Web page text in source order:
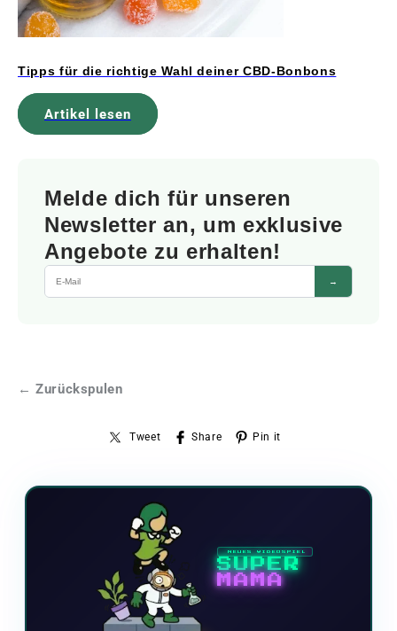
Tipps für die richtige Wahl deiner CBD-Bonbons
Artikel lesen
Melde dich für unseren
Newsletter an, um exklusive
Angebote zu erhalten!
→
← Zurückspulen
Tweet Share Pin it
NEUES VIDEOSPIEL
SUPER
MAMA